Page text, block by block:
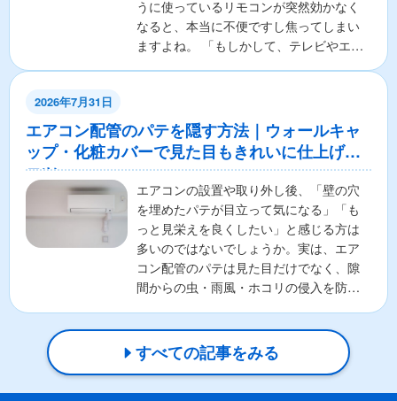
うに使っているリモコンが突然効かなく
なると、本当に不便ですし焦ってしまい
ますよね。 「もしかして、テレビやエア
2026年7月31日
エアコン配管のパテを隠す方法｜ウォールキャ
ップ・化粧カバーで見た目もきれいに仕上げる
コツ
エアコンの設置や取り外し後、「壁の穴
を埋めたパテが目立って気になる」「も
っと見栄えを良くしたい」と感じる方は
多いのではないでしょうか。実は、エア
コン配管のパテは見た目だけでなく、隙
間からの虫・雨風・ホコリの侵入を防ぐ
すべての記事をみる